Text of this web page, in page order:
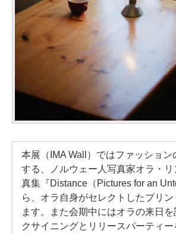
本展（IMA Wall）ではファッション
する、ノルウェー人写真家オラ・
真集『Distance（Pictures for an
ら、オラ自身がセレクトしたプリ
ます。また会期中にはオラの来日
クサイニングとリリースパーティー